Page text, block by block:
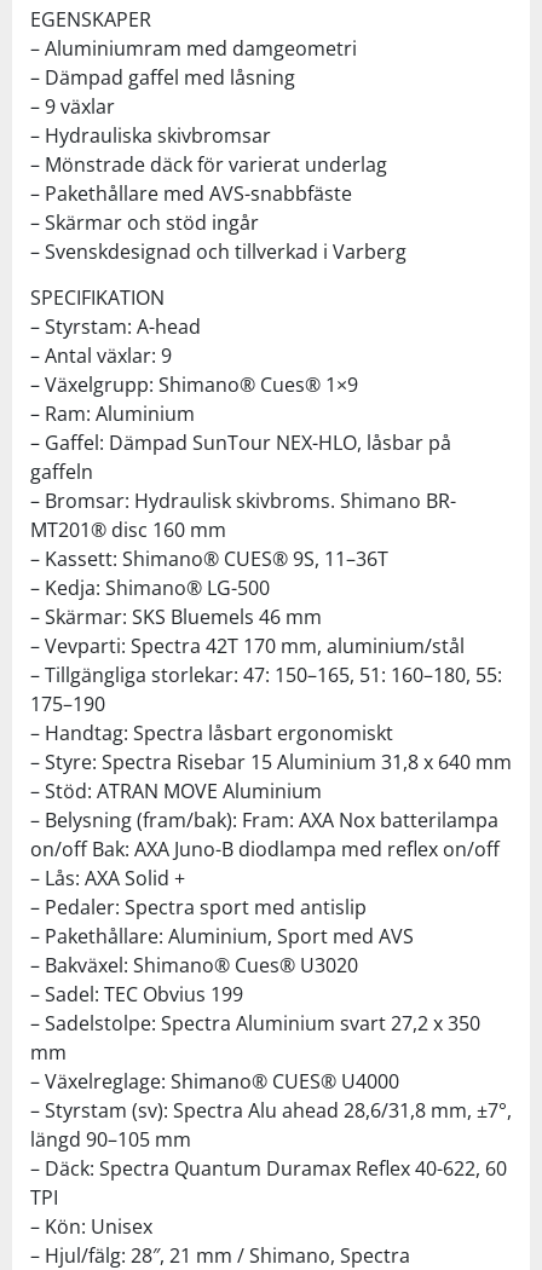
EGENSKAPER
– Aluminiumram med damgeometri
– Dämpad gaffel med låsning
– 9 växlar
– Hydrauliska skivbromsar
– Mönstrade däck för varierat underlag
– Pakethållare med AVS-snabbfäste
– Skärmar och stöd ingår
– Svenskdesignad och tillverkad i Varberg
SPECIFIKATION
– Styrstam: A-head
– Antal växlar: 9
– Växelgrupp: Shimano® Cues® 1×9
– Ram: Aluminium
– Gaffel: Dämpad SunTour NEX-HLO, låsbar på
gaffeln
– Bromsar: Hydraulisk skivbroms. Shimano BR-
MT201® disc 160 mm
– Kassett: Shimano® CUES® 9S, 11–36T
– Kedja: Shimano® LG-500
– Skärmar: SKS Bluemels 46 mm
– Vevparti: Spectra 42T 170 mm, aluminium/stål
– Tillgängliga storlekar: 47: 150–165, 51: 160–180, 55:
175–190
– Handtag: Spectra låsbart ergonomiskt
– Styre: Spectra Risebar 15 Aluminium 31,8 x 640 mm
– Stöd: ATRAN MOVE Aluminium
– Belysning (fram/bak): Fram: AXA Nox batterilampa
on/off Bak: AXA Juno-B diodlampa med reflex on/off
– Lås: AXA Solid +
– Pedaler: Spectra sport med antislip
– Pakethållare: Aluminium, Sport med AVS
– Bakväxel: Shimano® Cues® U3020
– Sadel: TEC Obvius 199
– Sadelstolpe: Spectra Aluminium svart 27,2 x 350
mm
– Växelreglage: Shimano® CUES® U4000
– Styrstam (sv): Spectra Alu ahead 28,6/31,8 mm, ±7°,
längd 90–105 mm
– Däck: Spectra Quantum Duramax Reflex 40-622, 60
TPI
– Kön: Unisex
– Hjul/fälg: 28″, 21 mm / Shimano, Spectra